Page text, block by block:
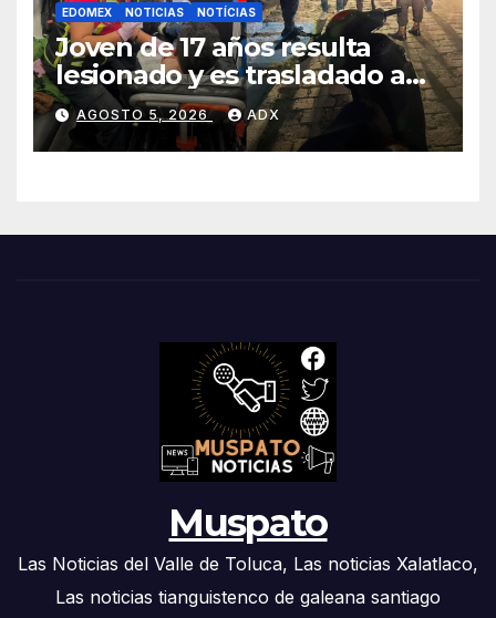
EDOMEX NOTICIAS NOTÍCIAS
Joven de 17 años resulta
lesionado y es trasladado a
hospital tras presentar
traumatismo ocular en
Xalatlaco
AGOSTO 5, 2026 ADX
Muspato
Las Noticias del Valle de Toluca, Las noticias Xalatlaco,
Las noticias tianguistenco de galeana santiago